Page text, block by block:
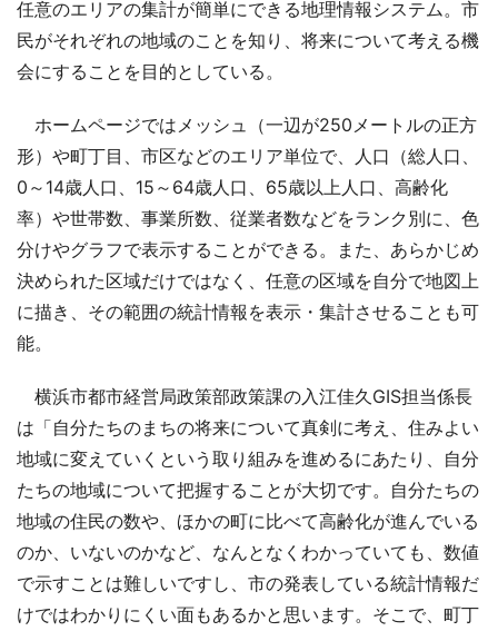
任意のエリアの集計が簡単にできる地理情報システム。市
民がそれぞれの地域のことを知り、将来について考える機
会にすることを目的としている。
ホームページではメッシュ（一辺が250メートルの正方
形）や町丁目、市区などのエリア単位で、人口（総人口、
0～14歳人口、15～64歳人口、65歳以上人口、高齢化
率）や世帯数、事業所数、従業者数などをランク別に、色
分けやグラフで表示することができる。また、あらかじめ
決められた区域だけではなく、任意の区域を自分で地図上
に描き、その範囲の統計情報を表示・集計させることも可
能。
横浜市都市経営局政策部政策課の入江佳久GIS担当係長
は「自分たちのまちの将来について真剣に考え、住みよい
地域に変えていくという取り組みを進めるにあたり、自分
たちの地域について把握することが大切です。自分たちの
地域の住民の数や、ほかの町に比べて高齢化が進んでいる
のか、いないのかなど、なんとなくわかっていても、数値
で示すことは難しいですし、市の発表している統計情報だ
けではわかりにくい面もあるかと思います。そこで、町丁